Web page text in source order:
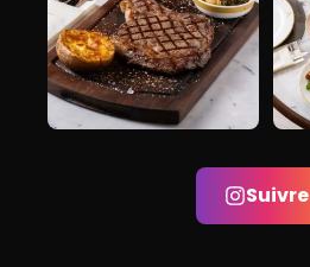
Suivre